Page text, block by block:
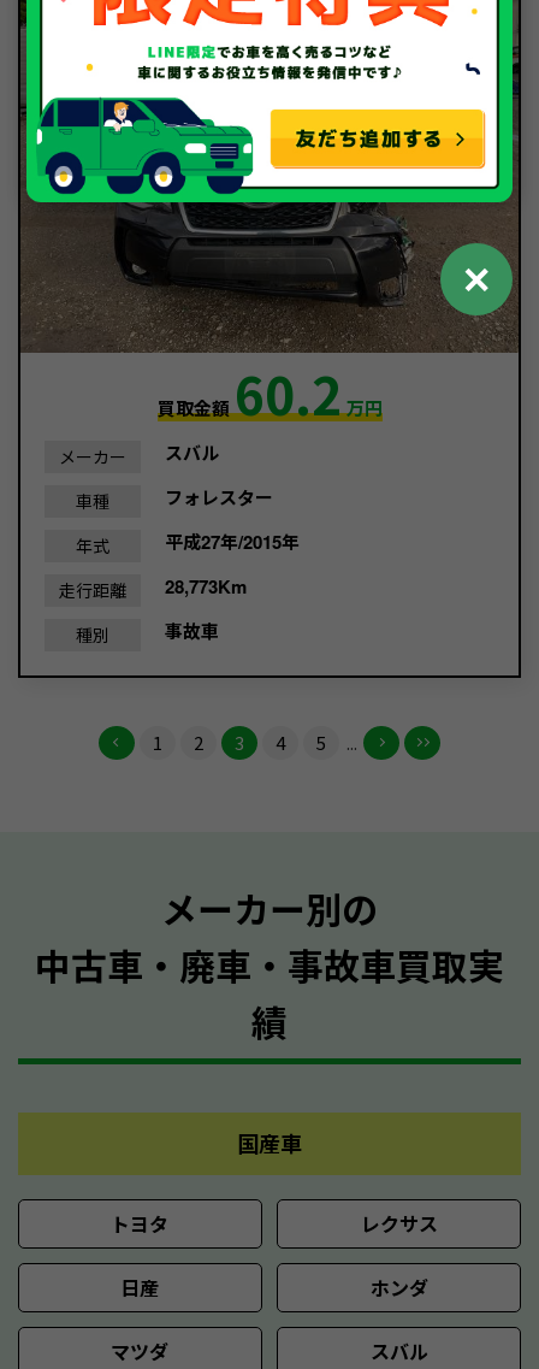
買取金額60.2万円
メーカー スバル
車種 フォレスター
年式 平成27年/2015年
走行距離 28,773Km
種別 事故車
1 2 3 4 5 ...
メーカー別の
中古車・廃車・事故車買取実
績
国産車
トヨタ レクサス
日産 ホンダ
マツダ スバル
✕